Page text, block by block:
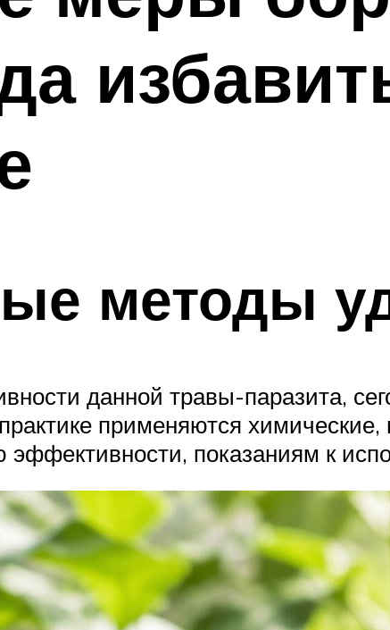
методы
данной травы-паразита,
применяются
эффективности, показаниям к